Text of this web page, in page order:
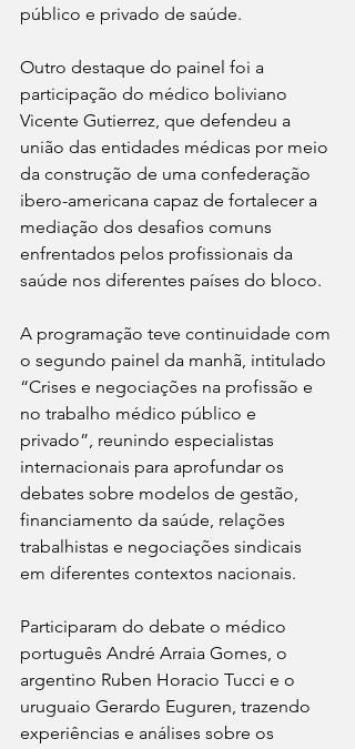
público e privado de saúde.
Outro destaque do painel foi a
participação do médico boliviano
Vicente Gutierrez, que defendeu a
união das entidades médicas por meio
da construção de uma confederação
ibero-americana capaz de fortalecer a
mediação dos desafios comuns
enfrentados pelos profissionais da
saúde nos diferentes países do bloco.
A programação teve continuidade com
o segundo painel da manhã, intitulado
“Crises e negociações na profissão e
no trabalho médico público e
privado”, reunindo especialistas
internacionais para aprofundar os
debates sobre modelos de gestão,
financiamento da saúde, relações
trabalhistas e negociações sindicais
em diferentes contextos nacionais.
Participaram do debate o médico
português André Arraia Gomes, o
argentino Ruben Horacio Tucci e o
uruguaio Gerardo Euguren, trazendo
experiências e análises sobre os